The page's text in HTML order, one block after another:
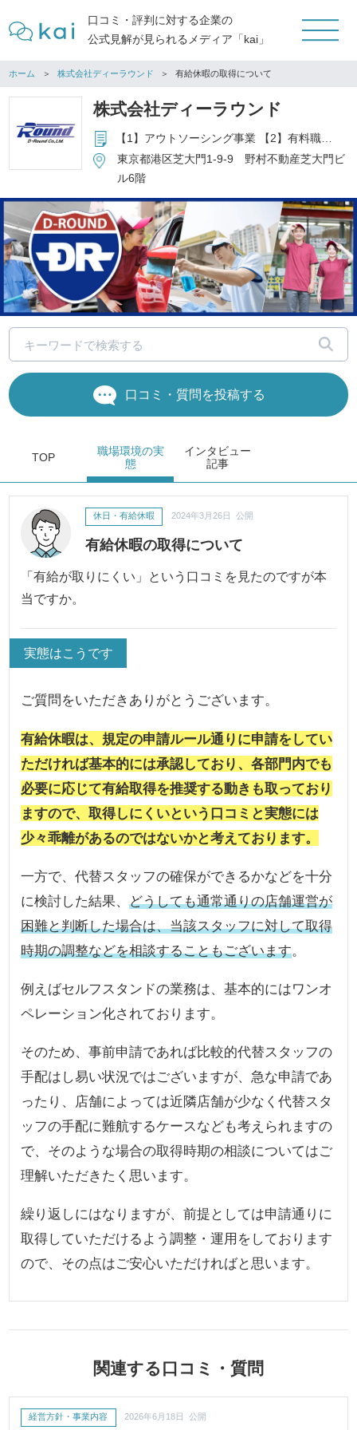
口コミ・評判に対する企業の
公式見解が見られるメディア「kai」
ホーム 株式会社ディーラウンド 有給休暇の取得について
株式会社ディーラウンド
【1】アウトソーシング事業 【2】有料職業紹介事業 13-ﾕ-305859 【3】一般労働者派遣事業許可番号 派13-305618 【4】求人サイトの運営
東京都港区芝大門1-9-9 野村不動産芝大門ビ
ル6階
口コミ・質問を投稿する
TOP
職場環境の実
態
インタビュー
記事
有給休暇の取得について
休日・有給休暇 2024年3月26日 公開
「有給が取りにくい」という口コミを見たのですが本
当ですか。
実態はこうです
ご質問をいただきありがとうございます。
有給休暇は、規定の申請ルール通りに申請をしてい
ただければ基本的には承認しており、各部門内でも
必要に応じて有給取得を推奨する動きも取っており
ますので、取得しにくいという口コミと実態には
少々乖離があるのではないかと考えております。
一方で、代替スタッフの確保ができるかなどを十分
に検討した結果、どうしても通常通りの店舗運営が
困難と判断した場合は、当該スタッフに対して取得
時期の調整などを相談することもございます。
例えばセルフスタンドの業務は、基本的にはワンオ
ペレーション化されております。
そのため、事前申請であれば比較的代替スタッフの
手配はし易い状況ではございますが、急な申請であ
ったり、店舗によっては近隣店舗が少なく代替スタ
ッフの手配に難航するケースなども考えられますの
で、そのような場合の取得時期の相談についてはご
理解いただきたく思います。
繰り返しにはなりますが、前提としては申請通りに
取得していただけるよう調整・運用をしております
ので、その点はご安心いただければと思います。
関連する口コミ・質問
経営方針・事業内容 2026年6月18日 公開